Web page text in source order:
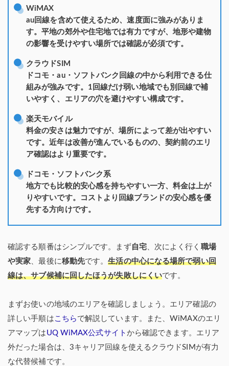
WiMAX
au回線を含めて使えるため、速度面に強みがありま
す。平地の郊外や住宅地では有力ですが、地形や建物
の影響を受けやすい場所では確認が必須です。
クラウドSIM
ドコモ・au・ソフトバンク回線の中から利用できる仕
組みが強みです。1回線だけ弱い地域でも別回線で補
いやすく、エリアの穴を避けやすい構成です。
楽天モバイル
料金の安さは魅力ですが、場所によって差が出やすい
です。近年は改善が進んでいるものの、契約前のエリ
ア確認はより重要です。
ドコモ・ソフトバンク系
地方でも比較的安心感を持ちやすい一方、料金は上が
りやすいです。コストより回線ブランドの安心感を優
先する方向けです。
確認する順番はシンプルです。まず自宅、次によく行く 職場
や実家 、最後に移動先です。生活の中心になる場所で弱い回
線は、サブ候補に回したほうが失敗しにくいです。
まずお使いの地域のエリアを確認しましょう。エリア確認の
詳しい手順は こちら で解説しています。また、WiMAXのエリ
アマップは UQ WiMAX公式サイト から確認できます。エリア
外だった場合は、3キャリア回線を使えるクラウドSIMが有力
な代替候補です。